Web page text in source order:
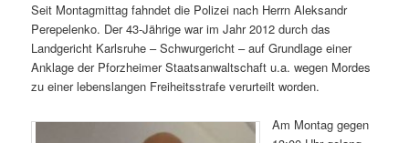
Seit Montagmittag fahndet die Polizei nach Herrn Aleksandr
Perepelenko. Der 43-Jährige war im Jahr 2012 durch das
Landgericht Karlsruhe – Schwurgericht – auf Grundlage einer
Anklage der Pforzheimer Staatsanwaltschaft u.a. wegen Mordes
zu einer lebenslangen Freiheitsstrafe verurteilt worden.
Am Montag gegen